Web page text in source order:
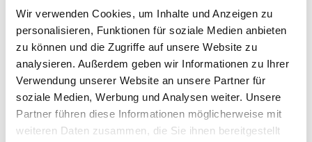
Wir verwenden Cookies, um Inhalte und Anzeigen zu
personalisieren, Funktionen für soziale Medien anbieten
zu können und die Zugriffe auf unsere Website zu
analysieren. Außerdem geben wir Informationen zu Ihrer
Verwendung unserer Website an unsere Partner für
soziale Medien, Werbung und Analysen weiter. Unsere
Partner führen diese Informationen möglicherweise mit
weiteren Daten zusammen, die Sie ihnen bereitgestellt